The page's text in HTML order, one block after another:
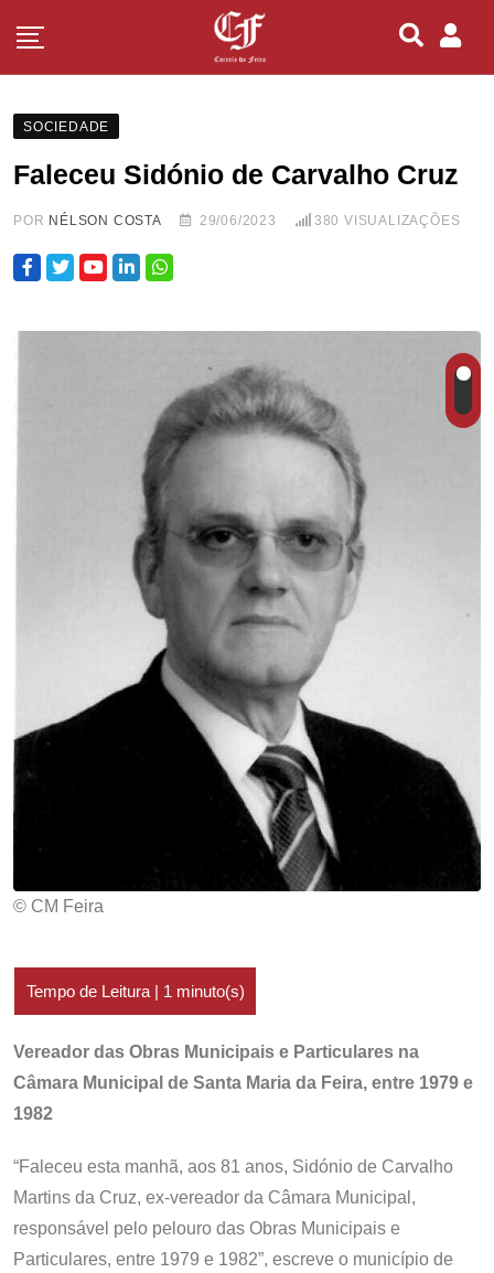
SOCIEDADE
Faleceu Sidónio de Carvalho Cruz
POR NÉLSON COSTA 29/06/2023 380 VISUALIZAÇÕES
© CM Feira
Vereador das Obras Municipais e Particulares na
Câmara Municipal de Santa Maria da Feira, entre 1979 e
1982
“Faleceu esta manhã, aos 81 anos, Sidónio de Carvalho
Martins da Cruz, ex-vereador da Câmara Municipal,
responsável pelo pelouro das Obras Municipais e
Particulares, entre 1979 e 1982”, escreve o município de